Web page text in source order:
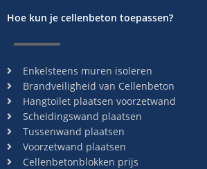
Hoe kun je cellenbeton toepassen?
Enkelsteens muren isoleren
Brandveiligheid van Cellenbeton
Hangtoilet plaatsen voorzetwand
Scheidingswand plaatsen
Tussenwand plaatsen
Voorzetwand plaatsen
Cellenbetonblokken prijs